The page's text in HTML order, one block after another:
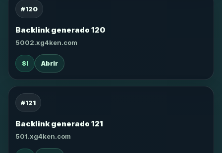
#120
Backlink generado 120
5002.xg4ken.com
SI Abrir
#121
Backlink generado 121
501.xg4ken.com